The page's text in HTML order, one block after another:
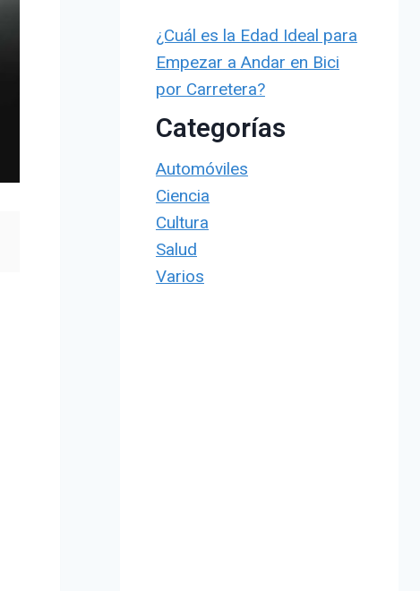
¿Cuál es la Edad Ideal para
Empezar a Andar en Bici
por Carretera?
Categorías
Automóviles
Ciencia
Cultura
Salud
Varios